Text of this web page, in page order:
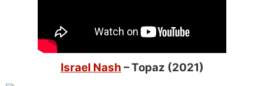
Israel Nash – Topaz (2021)